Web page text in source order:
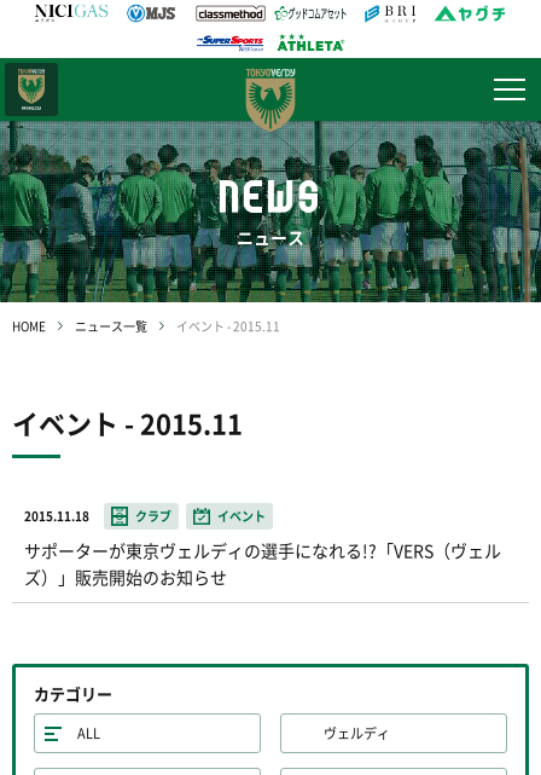
NEWS
ニュース
HOME ニュース一覧 イベント - 2015.11
イベント - 2015.11
2015.11.18 クラブ イベント
サポーターが東京ヴェルディの選手になれる!?「VERS（ヴェル
ズ）」販売開始のお知らせ
カテゴリー
ALL ヴェルディ